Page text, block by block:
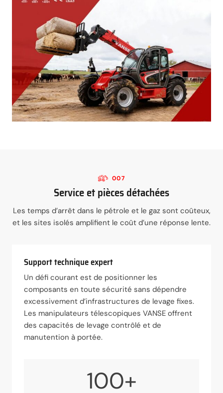
007
Service et pièces détachées
Les temps d’arrêt dans le pétrole et le gaz sont coûteux,
et les sites isolés amplifient le coût d’une réponse lente.
Support technique expert
Un défi courant est de positionner les
composants en toute sécurité sans dépendre
excessivement d’infrastructures de levage fixes.
Les manipulateurs télescopiques VANSE offrent
des capacités de levage contrôlé et de
manutention à portée.
100+